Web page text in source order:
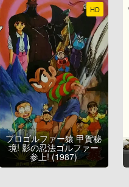
HD
プロゴルファー猿 甲賀秘
境! 影の忍法ゴルファー
参上! (1987)